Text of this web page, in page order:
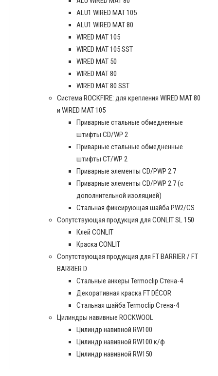
ALU1 WIRED MAT 105
ALU1 WIRED MAT 80
WIRED MAT 105
WIRED MAT 105 SST
WIRED MAT 50
WIRED MAT 80
WIRED MAT 80 SST
Система ROCKFIRE: для крепления WIRED MAT 80
и WIRED MAT 105
Приварные стальные обмедненные
штифты CD/WP 2
Приварные стальные обмедненные
штифты CT/WP 2
Приварные элементы CD/PWP 2.7
Приварные элементы CD/PWP 2.7 (с
дополнительной изоляцией)
Стальная фиксирующая шайба PW2/CS
Сопутствующая продукция для CONLIT SL 150
Клей CONLIT
Краска CONLIT
Сопутствующая продукция для FT BARRIER / FT
BARRIER D
Cтальные анкеры Termoclip Стена-4
Декоративная краска FT DÉCOR
Стальная шайба Termoclip Стена-4
Цилиндры навивные ROCKWOOL
Цилиндр навивной RW100
Цилиндр навивной RW100 к/ф
Цилиндр навивной RW150